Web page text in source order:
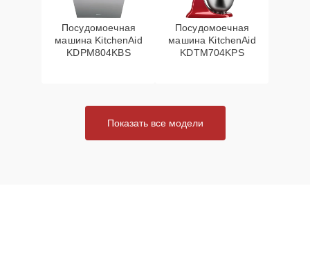
Посудомоечная
машина KitchenAid
KDPM804KBS
Посудомоечная
машина KitchenAid
KDTM704KPS
Показать все модели